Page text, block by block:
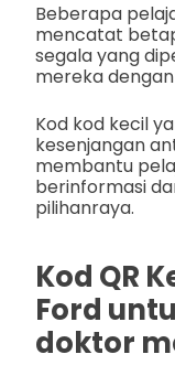
Beberapa
mencatat
segala yang
mereka
Kod kod kecil
kesenjangan
membantu
berinformasi
pilihanraya.
Kod QR
Ford
doktor